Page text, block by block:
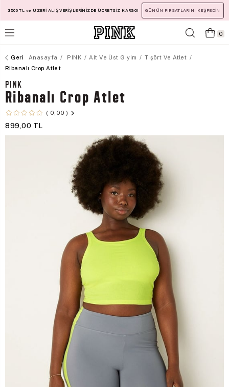
3500 TL ve ÜZERİ ALIŞVERİŞLERİNİZDE ÜCRETSİZ KARGO! GÜNÜN FIRSATLARINI KEŞFEDİN
0
Anasayfa PINK Alt Ve Üst Giyim
Tişört Ve Atlet
Ribanalı Crop Atlet
PINK
Ribanalı Crop Atlet
0,00
899,00 TL